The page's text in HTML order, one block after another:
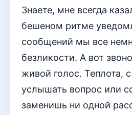
Знаете, мне всегда
бешеном ритме
сообщений мы все
безликости. А вот
живой голос. Теплота,
услышать вопрос или
заменишь ни одной